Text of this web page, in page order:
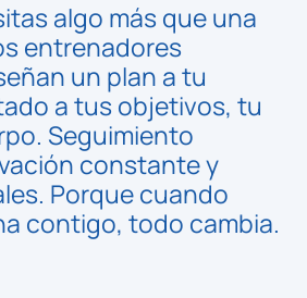
algo más que una
entrenadores
un plan a tu
a tus objetivos, tu
Seguimiento
constante y
Porque cuando
contigo, todo cambia.